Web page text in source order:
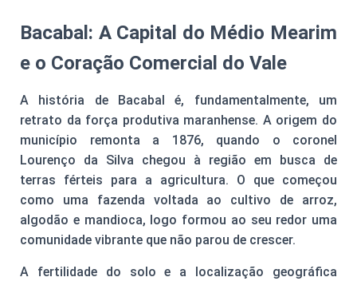
Bacabal: A Capital do Médio Mearim
e o Coração Comercial do Vale
A história de Bacabal é, fundamentalmente, um
retrato da força produtiva maranhense. A origem do
município remonta a 1876, quando o coronel
Lourenço da Silva chegou à região em busca de
terras férteis para a agricultura. O que começou
como uma fazenda voltada ao cultivo de arroz,
algodão e mandioca, logo formou ao seu redor uma
comunidade vibrante que não parou de crescer.
A fertilidade do solo e a localização geográfica